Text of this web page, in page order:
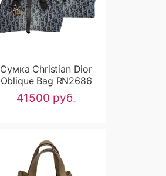
Сумка Christian Dior
Oblique Bag RN2686
41500 руб.